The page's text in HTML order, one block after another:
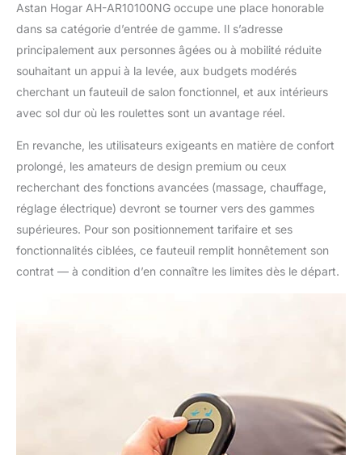
Astan Hogar AH-AR10100NG occupe une place honorable
dans sa catégorie d’entrée de gamme. Il s’adresse
principalement aux personnes âgées ou à mobilité réduite
souhaitant un appui à la levée, aux budgets modérés
cherchant un fauteuil de salon fonctionnel, et aux intérieurs
avec sol dur où les roulettes sont un avantage réel.
En revanche, les utilisateurs exigeants en matière de confort
prolongé, les amateurs de design premium ou ceux
recherchant des fonctions avancées (massage, chauffage,
réglage électrique) devront se tourner vers des gammes
supérieures. Pour son positionnement tarifaire et ses
fonctionnalités ciblées, ce fauteuil remplit honnêtement son
contrat — à condition d’en connaître les limites dès le départ.